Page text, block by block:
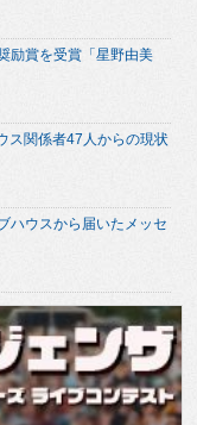
励賞を受賞「星野由美
ス関係者47人からの現状
ハウスから届いたメッセ